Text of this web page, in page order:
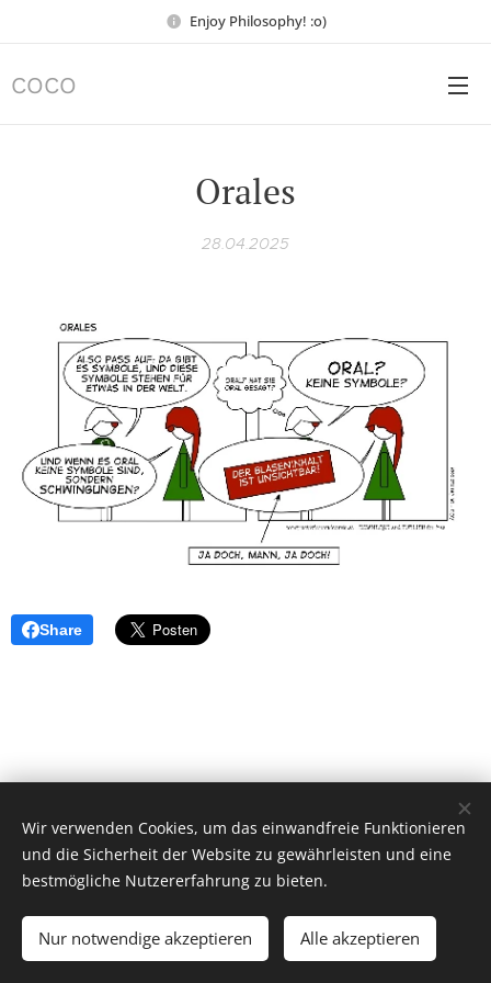
Enjoy Philosophy! :o)
COCO
Orales
28.04.2025
Share
© 2026 by Dr. Andrea Christoph-Gaugusch
All rights reserved.
Cookies
Wir verwenden Cookies, um das einwandfreie Funktionieren
und die Sicherheit der Website zu gewährleisten und eine
bestmögliche Nutzererfahrung zu bieten.
Nur notwendige akzeptieren Alle akzeptieren